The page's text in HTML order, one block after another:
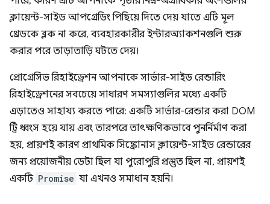
ক্লায়েন্ট-সাইড আপগ্রেডিং পিছিয়ে দিতে দেয় যাতে এটি মূল
থ্রেডকে ব্লক না করে, ব্যবহারকারীর ইন্টারঅ্যাকশনগুলি শুরু
করার পরে তাড়াতাড়ি ঘটতে দেয়।
প্রোগ্রেসিভ রিহাইড্রেশন আপনাকে সার্ভার-সাইড রেন্ডারিং
রিহাইড্রেশনের সবচেয়ে সাধারণ সমস্যাগুলির মধ্যে একটি
এড়াতেও সাহায্য করতে পারে: একটি সার্ভার-রেন্ডার করা DOM
ট্রি ধ্বংস হয়ে যায় এবং তারপরে তাৎক্ষণিকভাবে পুনর্নির্মাণ করা
হয়, প্রায়শই কারণ প্রাথমিক সিঙ্ক্রোনাস ক্লায়েন্ট-সাইড রেন্ডারের
জন্য প্রয়োজনীয় ডেটা ছিল যা পুরোপুরি প্রস্তুত ছিল না, প্রায়শই
একটি Promise যা এখনও সমাধান হয়নি।